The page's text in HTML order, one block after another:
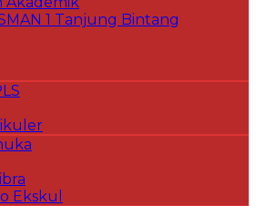
1 Tanjung Bintang
Ekskul